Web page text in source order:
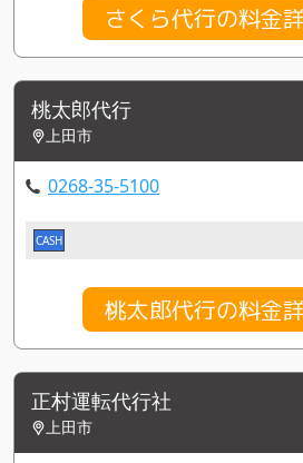
さくら代行の料金
桃太郎代行
上田市
0268-35-5100
CASH
桃太郎代行の料金
正村運転代行社
上田市